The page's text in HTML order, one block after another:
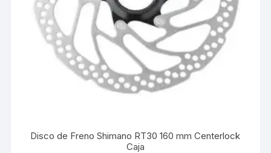
Disco de Freno Shimano RT30 160 mm Centerlock
Caja